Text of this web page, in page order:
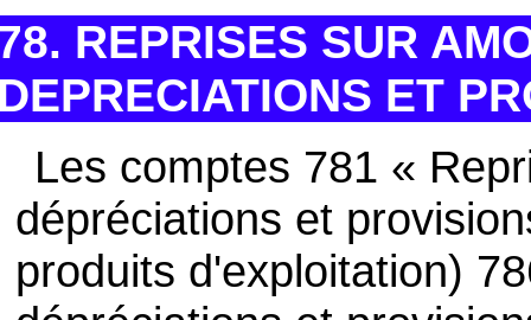
REPRISES SUR
ET
Les comptes 781 «
dépréciations et
produits d'exploitation)